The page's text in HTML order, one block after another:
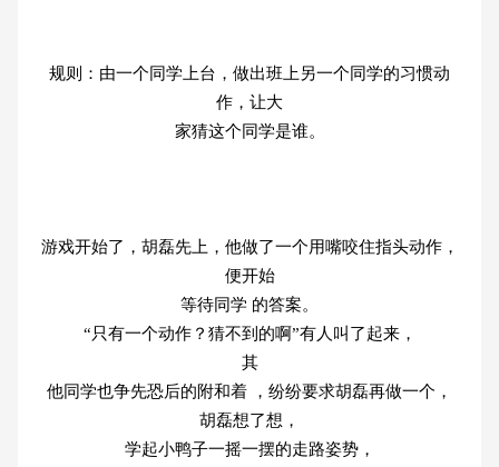
规则：由一个同学上台，做出班上另一个同学的习惯动
作，让大
家猜这个同学是谁。
游戏开始了，胡磊先上，他做了一个用嘴咬住指头动作，
便开始
等待同学 的答案。
“只有一个动作？猜不到的啊”有人叫了起来，
其
他同学也争先恐后的附和着 ，纷纷要求胡磊再做一个，
胡磊想了想，
学起小鸭子一摇一摆的走路姿势，